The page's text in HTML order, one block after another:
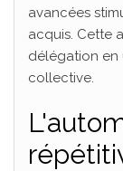
avancées
acquis. Cette
délégation en
collective.